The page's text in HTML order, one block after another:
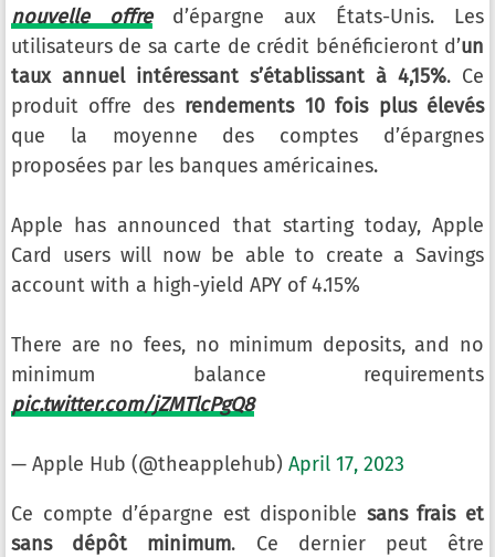
nouvelle offred’épargne aux États-Unis. Les
utilisateurs de sa carte de crédit bénéficieront d’un
taux annuel intéressant s’établissant à 4,15%. Ce
produit offre des rendements 10 fois plus élevés
que la moyenne des comptes d’épargnes
proposées par les banques américaines.
Apple has announced that starting today, Apple
Card users will now be able to create a Savings
account with a high-yield APY of 4.15%
There are no fees, no minimum deposits, and no
minimum balance requirements
pic.twitter.com/jZMTlcPgQ8
— Apple Hub (@theapplehub) April 17, 2023
Ce compte d’épargne est disponible sans frais et
sans dépôt minimum. Ce dernier peut être